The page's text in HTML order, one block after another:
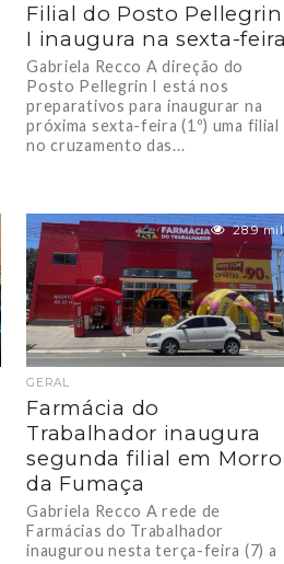
Filial do Posto Pellegrin
I inaugura na sexta-
Gabriela Recco A direção do
Posto Pellegrin I está nos
preparativos para inaugurar na
próxima sexta-feira (1º) uma filial
no cruzamento das...
28.9 mil
GERAL
Farmácia do
Trabalhador inaugura
segunda filial em Morro
da Fumaça
Gabriela Recco A rede de
Farmácias do Trabalhador
inaugurou nesta terça-feira (7) a